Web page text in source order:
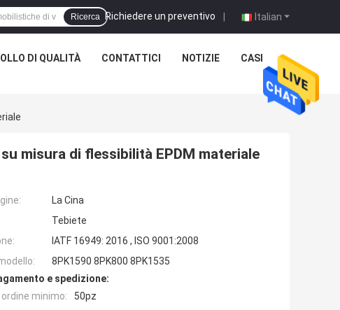
Italian
Richiedere un preventivo |
Ricerca
DI QUALITÀ CONTATTICI NOTIZIE CASI
misura di flessibilità EPDM materiale
La Cina
Tebiete
IATF 16949: 2016 , ISO 9001:2008
8PK1590 8PK800 8PK1535
e spedizione:
minimo:
50pz